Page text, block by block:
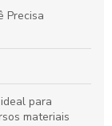
Precisa
para
materiais